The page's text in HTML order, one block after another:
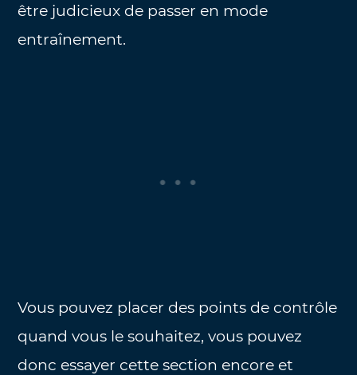
être judicieux de passer en mode
entraînement.
Vous pouvez placer des points de contrôle
quand vous le souhaitez, vous pouvez
donc essayer cette section encore et